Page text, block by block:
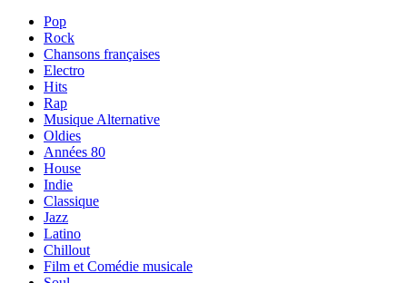
Pop
Rock
Chansons françaises
Electro
Hits
Rap
Musique Alternative
Oldies
Années 80
House
Indie
Classique
Jazz
Latino
Chillout
Film et Comédie musicale